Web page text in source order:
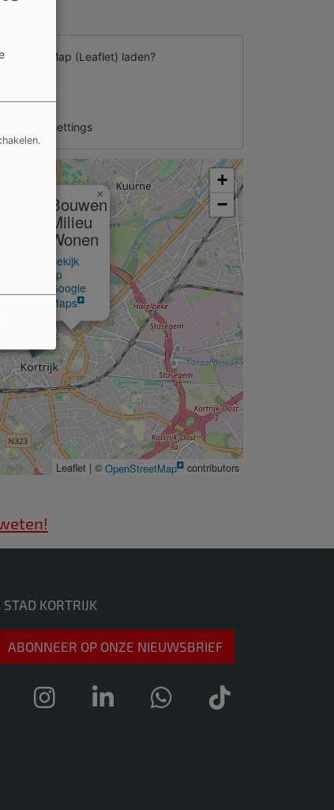
External Map (Leaflet) laden?
privacy settings
Bouwen
Milieu
Wonen
Bekijk
op
Google
Maps
×
+
−
Leaflet | ©OpenStreetMap contributors
STAD KORTRIJK
ABONNEER OP ONZE NIEUWSBRIEF